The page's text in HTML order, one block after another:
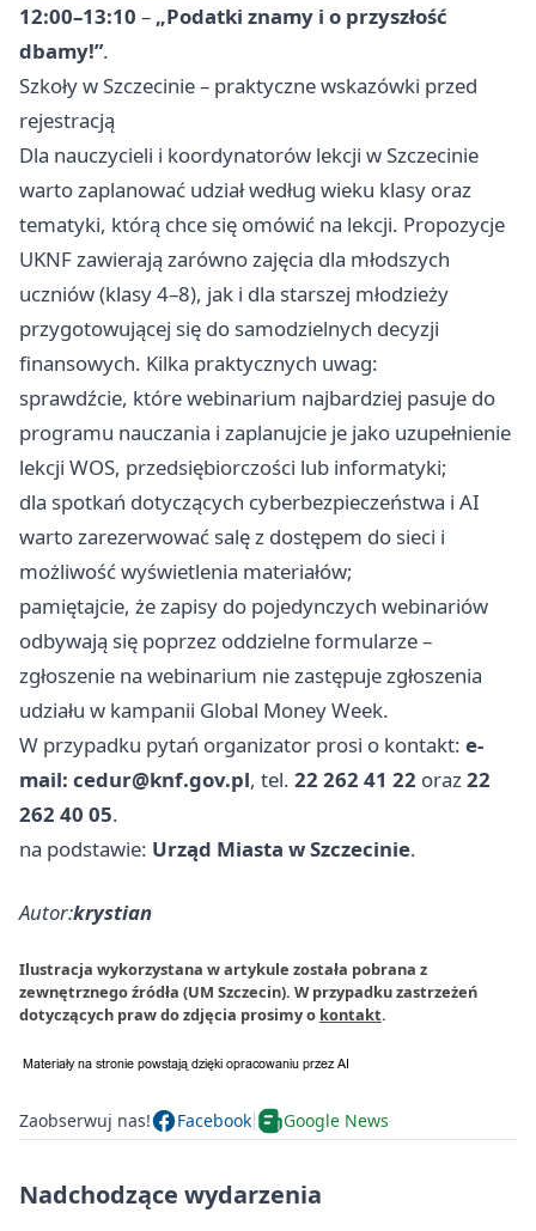
12:00–13:10 – „Podatki znamy i o przyszłość
dbamy!”.
Szkoły w Szczecinie – praktyczne wskazówki przed
rejestracją
Dla nauczycieli i koordynatorów lekcji w Szczecinie
warto zaplanować udział według wieku klasy oraz
tematyki, którą chce się omówić na lekcji. Propozycje
UKNF zawierają zarówno zajęcia dla młodszych
uczniów (klasy 4–8), jak i dla starszej młodzieży
przygotowującej się do samodzielnych decyzji
finansowych. Kilka praktycznych uwag:
sprawdźcie, które webinarium najbardziej pasuje do
programu nauczania i zaplanujcie je jako uzupełnienie
lekcji WOS, przedsiębiorczości lub informatyki;
dla spotkań dotyczących cyberbezpieczeństwa i AI
warto zarezerwować salę z dostępem do sieci i
możliwość wyświetlenia materiałów;
pamiętajcie, że zapisy do pojedynczych webinariów
odbywają się poprzez oddzielne formularze –
zgłoszenie na webinarium nie zastępuje zgłoszenia
udziału w kampanii Global Money Week.
W przypadku pytań organizator prosi o kontakt: e-
mail: cedur@knf.gov.pl, tel. 22 262 41 22 oraz22
262 40 05.
na podstawie: Urząd Miasta w Szczecinie.
Autor:krystian
Ilustracja wykorzystana w artykule została pobrana z
zewnętrznego źródła (UM Szczecin). W przypadku zastrzeżeń
dotyczących praw do zdjęcia prosimy o kontakt.
Zaobserwuj nas! Facebook Google News
Nadchodzące wydarzenia